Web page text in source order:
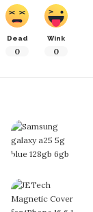
Dead
0
Wink
0